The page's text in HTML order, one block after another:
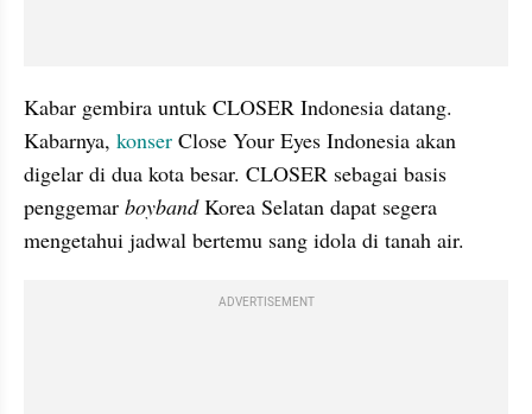
Kabar gembira untuk CLOSER Indonesia datang.
Kabarnya, konser Close Your Eyes Indonesia akan
digelar di dua kota besar. CLOSER sebagai basis
penggemar boyband Korea Selatan dapat segera
mengetahui jadwal bertemu sang idola di tanah air.
ADVERTISEMENT